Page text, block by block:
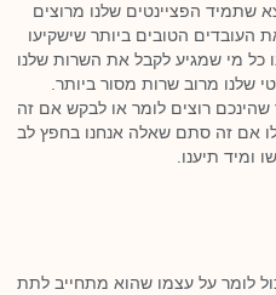
שתמיד הפציינטים שלנו מרוצים
העובדים הטובים ביותר שישקיעו
כל מי שמגיע לקבל את השרות שלנו
שלנו מרוב שרות מסור ביותר.
רוצים לומר או לבקש אם זה
אם זה סתם שאלה אנחנו בחפץ לב
ומיד תיענו.
לומר על עצמו שהוא מתחייב לתת